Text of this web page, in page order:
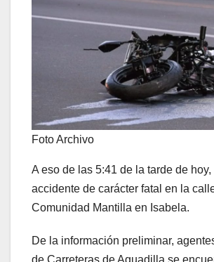
Foto Archivo
A eso de las 5:41 de la tarde de
accidente de carácter fatal en la
Comunidad Mantilla en Isabela.
De la información preliminar,
de Carreteras de Aguadilla se